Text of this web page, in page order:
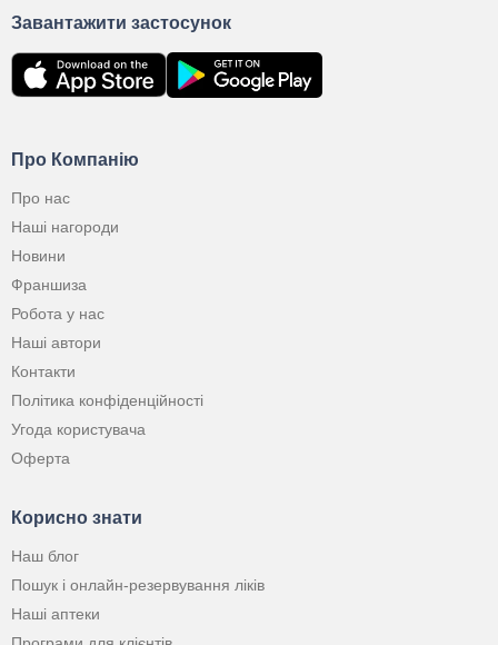
Про Компанію
Про нас
Наші нагороди
Новини
Франшиза
Робота у нас
Наші автори
Контакти
Політика конфіденційності
Угода користувача
Оферта
Корисно знати
Наш блог
Пошук і онлайн-резервування ліків
Наші аптеки
Завантажити застосунок